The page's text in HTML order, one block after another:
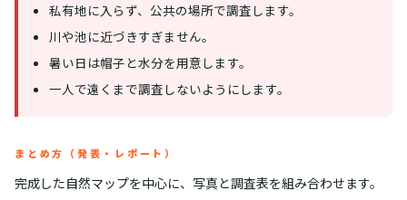
私有地に入らず、公共の場所で調査します。
川や池に近づきすぎません。
暑い日は帽子と水分を用意します。
一人で遠くまで調査しないようにします。
まとめ方（発表・レポート）
完成した自然マップを中心に、写真と調査表を組み合わせます。